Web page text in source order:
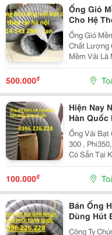
Ống Gió
Cho Hệ
Ống Gió
Chất Lượng Cao
Mềm Vải
Trong Các
Thống Dẫn
Nhiều...
500.000₫
Hiện Nay
Hàn
Các Tòa
Ống Vải Bạt
300 ,
Có Sẵn Tại Kho. Xin Giới Thiệu Tới Quý
Sản Phẩm
100.000₫
Bán Ống
Dùng Hút
Công Ty